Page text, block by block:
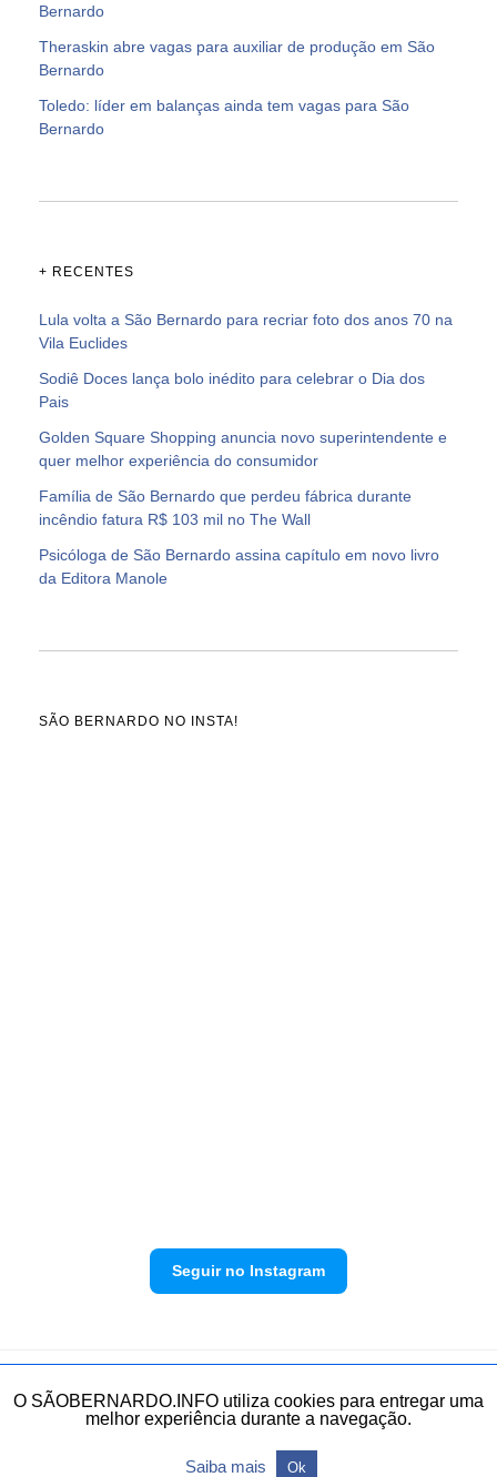
Bernardo
Theraskin abre vagas para auxiliar de produção em São
Bernardo
Toledo: líder em balanças ainda tem vagas para São
Bernardo
+ RECENTES
Lula volta a São Bernardo para recriar foto dos anos 70 na
Vila Euclides
Sodiê Doces lança bolo inédito para celebrar o Dia dos
Pais
Golden Square Shopping anuncia novo superintendente e
quer melhor experiência do consumidor
Família de São Bernardo que perdeu fábrica durante
incêndio fatura R$ 103 mil no The Wall
Psicóloga de São Bernardo assina capítulo em novo livro
da Editora Manole
SÃO BERNARDO NO INSTA!
Seguir no Instagram
Política de privacidade Envie sua denúncia
O SÃOBERNARDO.INFO utiliza cookies para entregar uma
melhor experiência durante a navegação.
Saiba mais Ok